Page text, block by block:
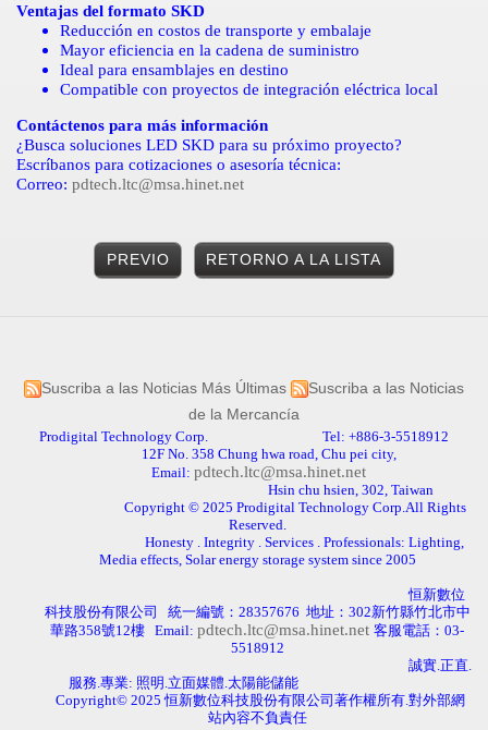
Ventajas del formato SKD
Reducción en costos de transporte y embalaje
Mayor eficiencia en la cadena de suministro
Ideal para ensamblajes en destino
Compatible con proyectos de integración eléctrica local
Contáctenos para más información
¿Busca soluciones LED SKD para su próximo proyecto?
Escríbanos para cotizaciones o asesoría técnica:
Correo: pdtech.ltc@msa.hinet.net
PREVIO RETORNO A LA LISTA
Suscriba a las Noticias Más Últimas
Suscriba a las Noticias
de la Mercancía
Prodigital Technology Corp. Tel: +886-3-5518912
12F No. 358 Chung hwa road, Chu pei city,
Email: pdtech.ltc@msa.hinet.net
Hsin chu hsien, 302, Taiwan
Copyright © 2025 Prodigital Technology Corp.All Rights
Reserved.
Honesty . Integrity . Services . Professionals: Lighting,
Media effects, Solar energy storage system since 2005
恒新數位
科技股份有限公司 統一編號： 28357676 地址： 302新竹縣竹北市中
華路358號12樓 Email: pdtech.ltc@msa.hinet.net 客服電話： 03-
5518912
誠實.正直
服務.專業: 照明.立面媒體.太陽能儲能
Copyright© 2025恒新數位科技股份有限公司著作權所有.對外部網
站內容不負責任